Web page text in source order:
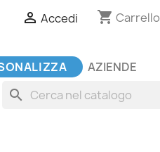
 Accedi shopping_cart Carrello
AZIENDE
search